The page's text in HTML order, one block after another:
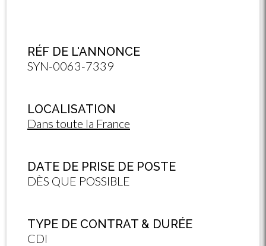
RÉF DE L'ANNONCE
SYN-0063-7339
LOCALISATION
Dans toute la France
DATE DE PRISE DE POSTE
DÈS QUE POSSIBLE
TYPE DE CONTRAT & DURÉE
CDI